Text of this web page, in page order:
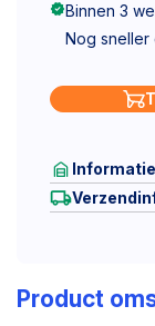
Binnen 3
Nog sneller
Product